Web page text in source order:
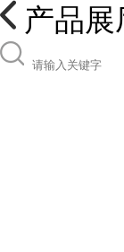
产品展